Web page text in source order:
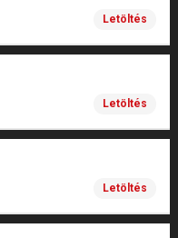
Letöltés
Letöltés
Letöltés